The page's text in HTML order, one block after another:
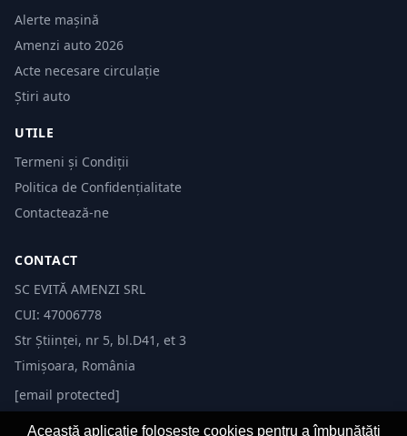
Alerte mașină
Amenzi auto 2026
Acte necesare circulație
Știri auto
UTILE
Termeni și Condiții
Politica de Confidențialitate
Contactează-ne
CONTACT
SC EVITĂ AMENZI SRL
CUI: 47006778
Str Științei, nr 5, bl.D41, et 3
Timișoara, România
[email protected]
Această aplicație folosește cookies pentru a îmbunătăți